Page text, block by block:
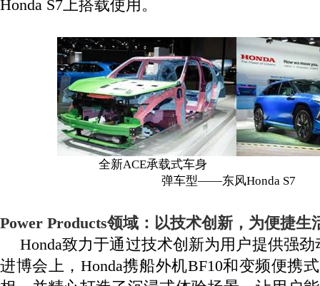
Honda S7上搭载使用。
全新ACE承载式车身
弹车型——东风Honda S7
Power Products领域：以技术创新，为便捷生
Honda致力于通过技术创新为用户提供强
进博会上， Honda携船外机BF10和变频便携